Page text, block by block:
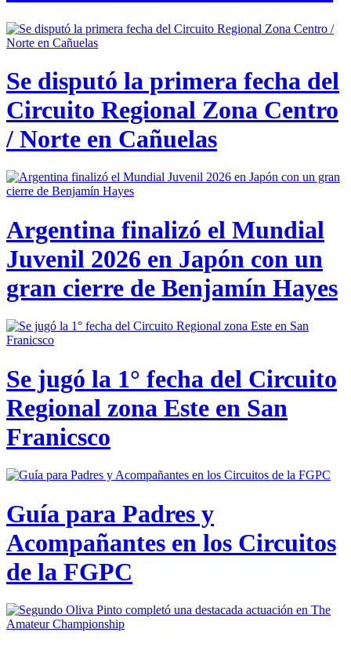
Se disputó la primera fecha del
Circuito Regional Zona Centro
/ Norte en Cañuelas
Argentina finalizó el Mundial
Juvenil 2026 en Japón con un
gran cierre de Benjamín Hayes
Se jugó la 1° fecha del Circuito
Regional zona Este en San
Franicsco
Guía para Padres y
Acompañantes en los Circuitos
de la FGPC